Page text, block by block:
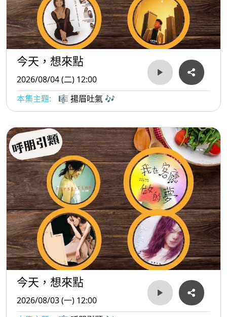
今天，想來點
2026/08/04 (二) 12:00
本集主題:
🎼 揚眉吐氣 🎶
今天，想來點
2026/08/03 (一) 12:00